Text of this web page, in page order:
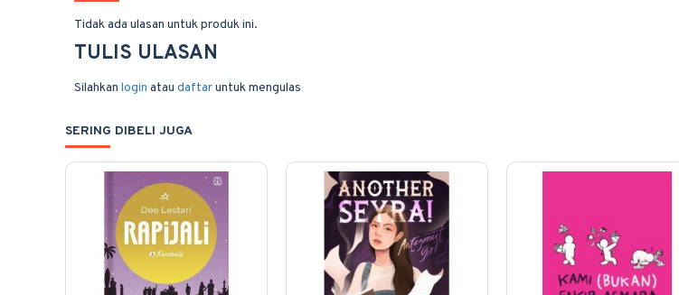
Tidak ada ulasan untuk produk ini.
TULIS ULASAN
Silahkan login atau daftaruntuk mengulas
SERING DIBELI JUGA